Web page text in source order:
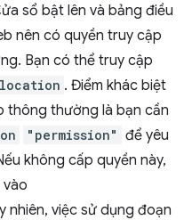
sổ bật lên và bảng điều
nên có quyền truy cập
Bạn có thể truy cập
. Điểm khác biệt
thông thường là bạn cần
"permission" để yêu
không cấp quyền này,
nhiên, việc sử dụng đoạn